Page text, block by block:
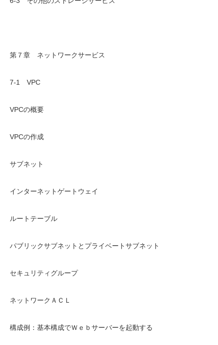
第７章 ネットワークサービス
7-1 VPC
VPCの概要
VPCの作成
サブネット
インターネットゲートウェイ
ルートテーブル
パブリックサブネットとプライベートサブネット
セキュリティグループ
ネットワークＡＣＬ
構成例：基本構成でＷｅｂサーバーを起動する